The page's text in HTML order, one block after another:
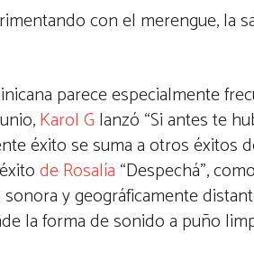
con el merengue, la
parece especialmente
Karol G lanzó “Si antes te
éxito se suma a otros éxitos
de Rosalía “Despechá”,
y geográficamente
la forma de sonido a puño